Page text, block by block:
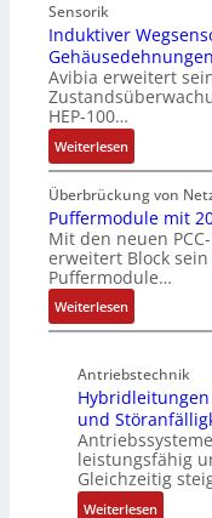
t
z
l
a
k
b
e
s
c
h
i
c
h
u
n
g
f
ü
r
r
h
a
l
t
u
n
g
n
f
a
c
h
e
E
i
n
s
t
i
e
g
n
d
i
e
P
r
t
z
u
n
s
ü
b
e
r
w
a
c
h
n
g
f
ü
r
C
Sensorik
Induktiver
Gehäusedehnungen
Avibia erweitert
HEP-100…
Weiterlesen:
I
n
d
u
k
t
i
v
r
W
e
g
s
e
n
Überbrückung von
Puffermodule mit
Mit den neuen
erweitert Block
Puffermodule…
Weiterlesen:
P
f
f
e
r
m
o
d
Antriebstechnik
und
leistungsfähig
Gleichzeitig
Weiterlesen: